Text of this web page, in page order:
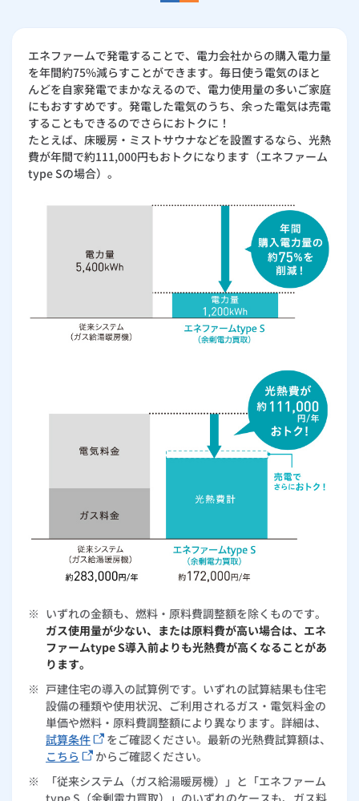
エネファームで発電することで、電力会社からの購入電力量
を年間約75%減らすことができます。毎日使う電気のほと
んどを自家発電でまかなえるので、電力使用量の多いご家庭
にもおすすめです。発電した電気のうち、余った電気は売電
することもできるのでさらにおトクに！
たとえば、床暖房・ミストサウナなどを設置するなら、光熱
費が年間で約111,000円もおトクになります（エネファーム
type Sの場合）。
※ いずれの金額も、燃料・原料費調整額を除くものです。
ガス使用量が少ない、または原料費が高い場合は、エネ
ファームtype S導入前よりも光熱費が高くなることがあ
ります。
※ 戸建住宅の導入の試算例です。いずれの試算結果も住宅
設備の種類や使用状況、ご利用されるガス・電気料金の
単価や燃料・原料費調整額により異なります。詳細は、
試算条件
をご確認ください。最新の光熱費試算額は、
こちら
からご確認ください。
※
「従来システム（ガス給湯暖房機）」と「エネファーム
type S（余剰電力買取）」のいずれのケースも、ガス料